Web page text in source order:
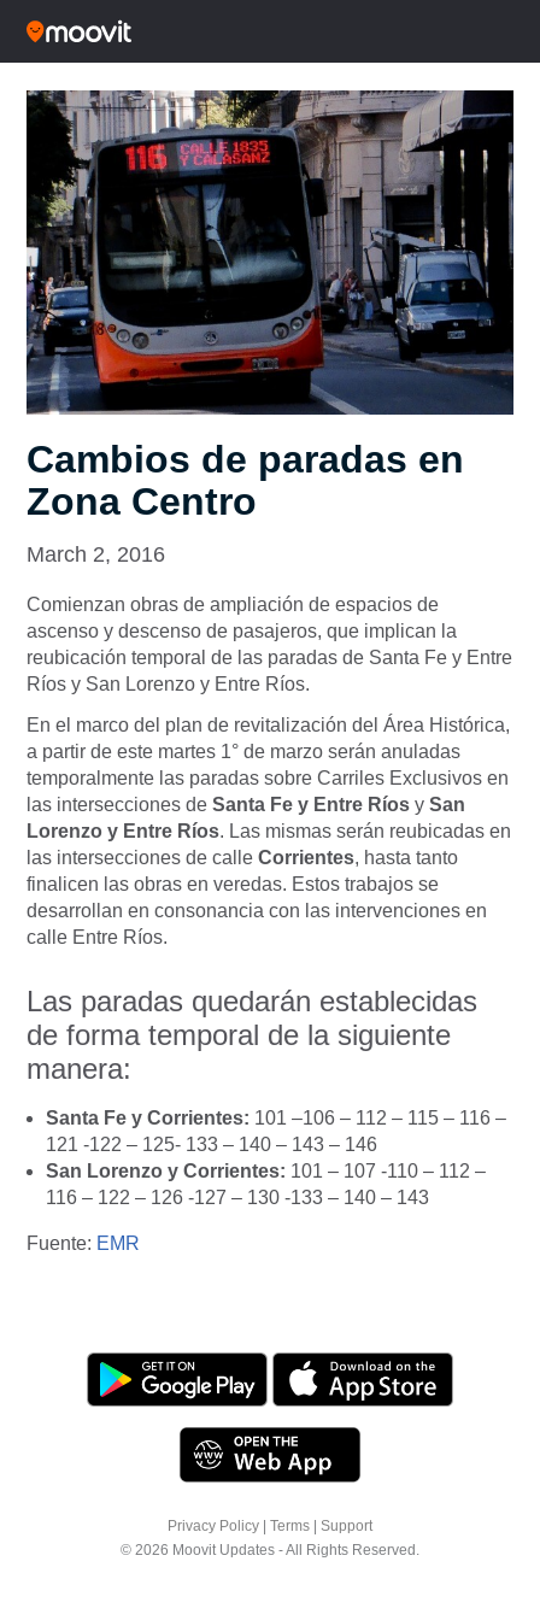
Cambios de paradas en
Zona Centro
March 2, 2016
Comienzan obras de ampliación de espacios de
ascenso y descenso de pasajeros, que implican la
reubicación temporal de las paradas de Santa Fe y Entre
Ríos y San Lorenzo y Entre Ríos.
En el marco del plan de revitalización del Área Histórica,
a partir de este martes 1° de marzo serán anuladas
temporalmente las paradas sobre Carriles Exclusivos en
las intersecciones de Santa Fe y Entre Ríos y San
Lorenzo y Entre Ríos. Las mismas serán reubicadas en
las intersecciones de calle Corrientes, hasta tanto
finalicen las obras en veredas. Estos trabajos se
desarrollan en consonancia con las intervenciones en
calle Entre Ríos.
Las paradas quedarán establecidas
de forma temporal de la siguiente
manera:
Santa Fe y Corrientes: 101 –106 – 112 – 115 – 116 –
121 -122 – 125- 133 – 140 – 143 – 146
San Lorenzo y Corrientes: 101 – 107 -110 – 112 –
116 – 122 – 126 -127 – 130 -133 – 140 – 143
Fuente: EMR
Privacy Policy Terms
Support
© 2026 Moovit Updates - All Rights Reserved.